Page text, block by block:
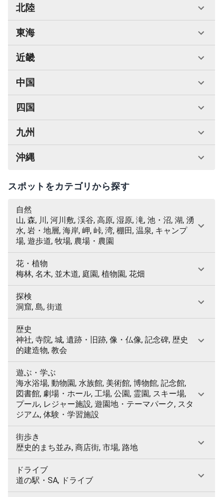
北陸
東海
近畿
中国
四国
九州
沖縄
スポットをカテゴリから探す
自然
山, 森, 川, 河川敷, 渓谷, 高原, 湿原, 滝, 池・沼, 湖, 湧
水, 岩・地層, 海岸, 岬, 峠, 湾, 棚田, 温泉, キャンプ
場, 遊歩道, 牧場, 農場・農園
花・植物
梅林, 名木, 並木道, 庭園, 植物園, 花畑
探検
洞窟, 島, 街道
歴史
神社, 寺院, 城, 遺跡・旧跡, 像・仏像, 記念碑, 歴史
的建造物, 教会
遊ぶ・学ぶ
海水浴場, 動物園, 水族館, 美術館, 博物館, 記念館,
図書館, 劇場・ホール, 工場, 公園, 霊園, スキー場,
プール, レジャー施設, 遊園地・テーマパーク, スタ
ジアム, 体験・学習施設
街歩き
歴史的まち並み, 商店街, 市場, 路地
ドライブ
道の駅・SA, ドライブ